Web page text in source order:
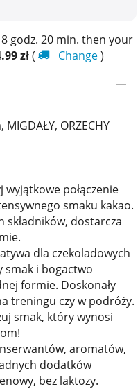
godz. 20 min. then your
zł( Change)
ORZECHY
połączenie
smaku kakao.
dostarcza
dla czekoladowych
smak i bogactwo
formie. Doskonały
treningu czy w podróży.
smak, który wynosi
aromatów,
dodatków
bez laktozy.